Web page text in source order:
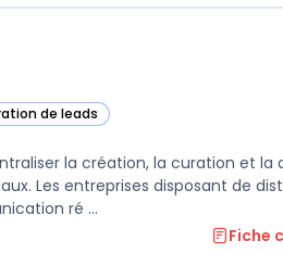
de leads
la création, la curation et la
Les entreprises disposant de
ré ...
Fiche